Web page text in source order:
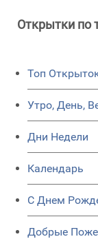
Открытки по
Топ
Утро, День,
Дни Недели
Календарь
C Днем
Добрые